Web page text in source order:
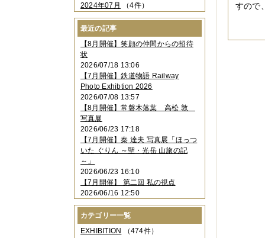
すので
2024年07月
（4件）
2024年06月（4件）
2024年04月
2024年03月（3件）
2024年02月（2件）
2023年12月
2023年11月 （4件）
2023年10月（3件）
2023年09月（4件）
2023年08月 （1件）
2023年06月（3件）
2023年05月
2023年04月 （2件）
2023年03月（5件）
2023年02月（3件）
2023年01月
2022年12月 （3件）
2022年11月（2件）
2022年10月（4件）
2022年09月（2件）
2022年08月
（3件）
2022年07月（3件）
最近の記事
【8月開催】笑顔の仲間からの招待
状
2026/07/18 13:06
【7月開催】鉄道物語 Railway
Photo Exhibtion 2026
2026/07/08 13:57
【8月開催】常磐木落葉 高松 敦
写真展
2026/06/23 17:18
【7月開催】秦 達夫 写真展「ほっつ
いた ぐりん ～聖・光岳 山旅の記
～」
2026/06/23 16:10
【7月開催】 第二回 私の視点
2026/06/16 12:50
カテゴリー一覧
EXHIBITION （474件）